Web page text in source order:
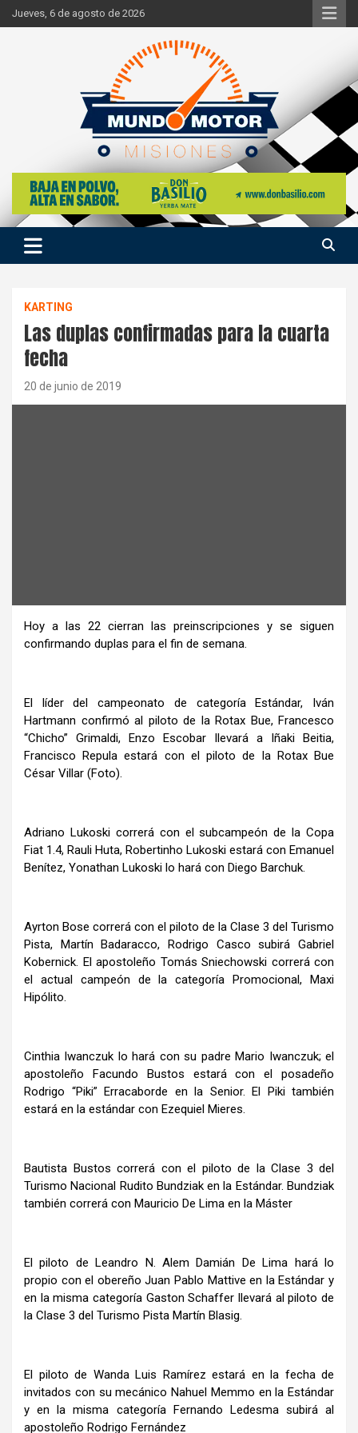
Skip
to
Jueves, 6 de agosto de 2026
Mundo Motor Misiones
Si hay ruido de motores ahí estaremos
KARTING
Las duplas confirmadas para la cuarta
fecha
20 de junio de 2019
Hoy a las 22 cierran las preinscripciones y se siguen
confirmando duplas para el fin de semana.
El líder del campeonato de categoría Estándar, Iván
Hartmann confirmó al piloto de la Rotax Bue, Francesco
“Chicho” Grimaldi, Enzo Escobar llevará a Iñaki Beitia,
Francisco Repula estará con el piloto de la Rotax Bue
César Villar (Foto).
Adriano Lukoski correrá con el subcampeón de la Copa
Fiat 1.4, Rauli Huta, Robertinho Lukoski estará con Emanuel
Benítez, Yonathan Lukoski lo hará con Diego Barchuk.
Ayrton Bose correrá con el piloto de la Clase 3 del Turismo
Pista, Martín Badaracco, Rodrigo Casco subirá Gabriel
Kobernick. El apostoleño Tomás Sniechowski correrá con
el actual campeón de la categoría Promocional, Maxi
Hipólito.
Cinthia Iwanczuk lo hará con su padre Mario Iwanczuk; el
apostoleño Facundo Bustos estará con el posadeño
Rodrigo “Piki” Erracaborde en la Senior. El Piki también
estará en la estándar con Ezequiel Mieres.
Bautista Bustos correrá con el piloto de la Clase 3 del
Turismo Nacional Rudito Bundziak en la Estándar. Bundziak
también correrá con Mauricio De Lima en la Máster
El piloto de Leandro N. Alem Damián De Lima hará lo
propio con el obereño Juan Pablo Mattive en la Estándar y
en la misma categoría Gaston Schaffer llevará al piloto de
la Clase 3 del Turismo Pista Martín Blasig.
El piloto de Wanda Luis Ramírez estará en la fecha de
invitados con su mecánico Nahuel Memmo en la Estándar
y en la misma categoría Fernando Ledesma subirá al
apostoleño Rodrigo Fernández